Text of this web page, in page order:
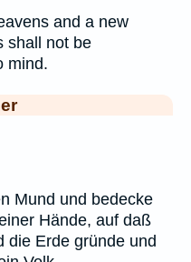
and a new
shall not be
mind.
Mund und bedecke
Hände, auf daß
die Erde gründe und